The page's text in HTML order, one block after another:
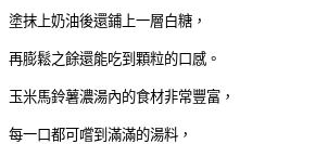
塗抹上奶油後還鋪上一層白糖，
再膨鬆之餘還能吃到顆粒的口感。
玉米馬鈴薯濃湯內的食材非常豐富，
每一口都可嚐到滿滿的湯料，